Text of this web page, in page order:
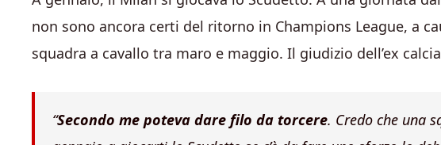
non sono ancora certi del ritorno in Champions League, a
squadra a cavallo tra maro e maggio. Il giudizio dell’ex
“Secondo me poteva dare filo da torcere. Credo che una